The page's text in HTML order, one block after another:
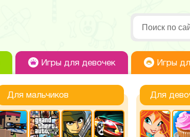
Игры для девочек Игры
Для мальчиков Для